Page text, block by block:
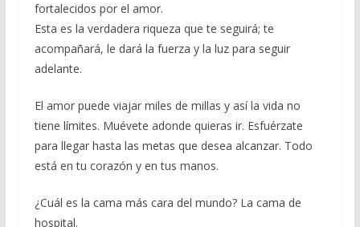
fortalecidos por el amor.
Esta es la verdadera riqueza que te seguirá; te
acompañará, le dará la fuerza y la luz para seguir
adelante.
El amor puede viajar miles de millas y así la vida no
tiene límites. Muévete adonde quieras ir. Esfuérzate
para llegar hasta las metas que desea alcanzar. Todo
está en tu corazón y en tus manos.
¿Cuál es la cama más cara del mundo? La cama de
hospital.